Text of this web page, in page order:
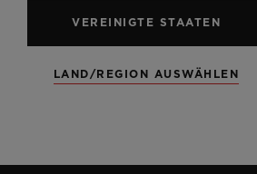
Materialien und
VEREINIGTE STAATEN
LAND/REGION AUSWÄHLEN